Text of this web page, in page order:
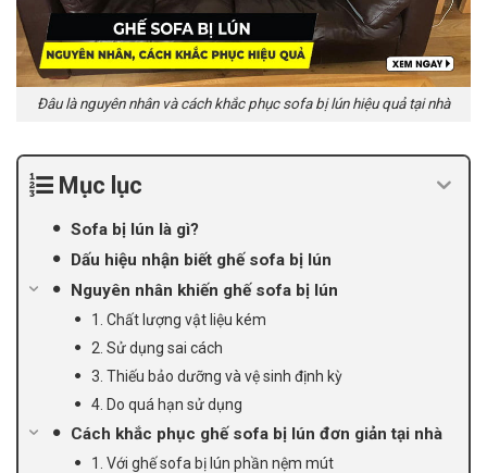
Đâu là nguyên nhân và cách khắc phục sofa bị lún hiệu quả tại nhà
Mục lục
Sofa bị lún là gì?
Dấu hiệu nhận biết ghế sofa bị lún
Nguyên nhân khiến ghế sofa bị lún
1. Chất lượng vật liệu kém
2. Sử dụng sai cách
3. Thiếu bảo dưỡng và vệ sinh định kỳ
4. Do quá hạn sử dụng
Cách khắc phục ghế sofa bị lún đơn giản tại nhà
1. Với ghế sofa bị lún phần nệm mút